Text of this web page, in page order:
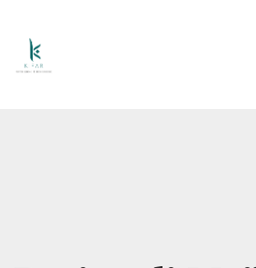
content